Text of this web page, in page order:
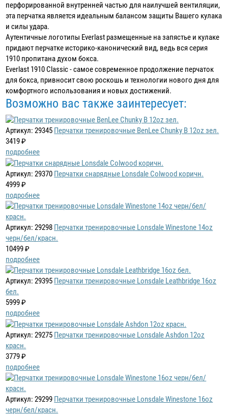
перфорированной внутренней частью для наилучшей вентиляции,
эта перчатка является идеальным балансом защиты Вашего кулака
и силы удара.
Аутентичные логотипы Everlast размещенные на запястье и кулаке
придают перчатке историко-канонический вид, ведь вся серия
1910 пропитана духом бокса.
Everlast 1910 Classic - самое современное продолжение перчаток
для бокса, привносит свою роскошь и технологии нового дня для
комфортного использования и новых достижений.
Возможно вас также заинтересует:
Артикул: 29345 Перчатки тренировочные BenLee Chunky B 12oz зел.
3419 ₽
подробнее
Артикул: 29370 Перчатки снарядные Lonsdale Colwood коричн.
4999 ₽
подробнее
Артикул: 29298 Перчатки тренировочные Lonsdale Winestone 14oz
черн/бел/красн.
10499 ₽
подробнее
Артикул: 29395 Перчатки тренировочные Lonsdale Leathbridge 16oz
бел.
5999 ₽
подробнее
Артикул: 29275 Перчатки тренировочные Lonsdale Ashdon 12oz
красн.
3779 ₽
подробнее
Артикул: 29299 Перчатки тренировочные Lonsdale Winestone 16oz
черн/бел/красн.